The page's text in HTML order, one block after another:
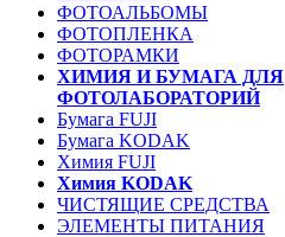
ФОТОАЛЬБОМЫ
ФОТОПЛЕНКА
ФОТОРАМКИ
ХИМИЯ И БУМАГА ДЛЯ
ФОТОЛАБОРАТОРИЙ
Бумага FUJI
Бумага KODAK
Химия FUJI
Химия KODAK
ЧИСТЯЩИЕ СРЕДСТВА
ЭЛЕМЕНТЫ ПИТАНИЯ